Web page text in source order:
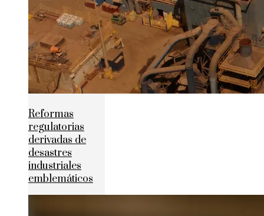
Reformas
regulatorias
derivadas de
desastres
industriales
emblemáticos